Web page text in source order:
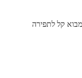
קל לתפירה